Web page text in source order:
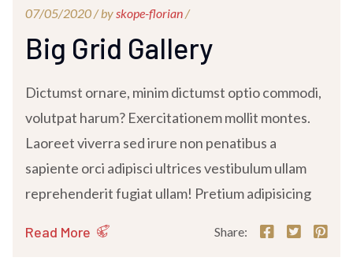
07/05/2020 /byskope-florian/
Big Grid Gallery
Dictumst ornare, minim dictumst optio commodi,
volutpat harum? Exercitationem mollit montes.
Laoreet viverra sed irure non penatibus a
sapiente orci adipisci ultrices vestibulum ullam
reprehenderit fugiat ullam! Pretium adipisicing
Read More Share: